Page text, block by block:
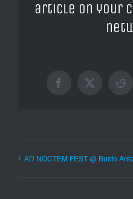
article on your
Facebook
X
AD NOCTEM FEST @ Busto